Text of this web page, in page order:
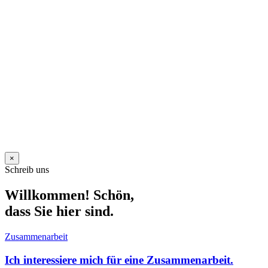
×
Schreib uns
Willkommen! Schön,
dass Sie hier sind.
Zusammenarbeit
Ich interessiere mich für eine Zusammenarbeit.